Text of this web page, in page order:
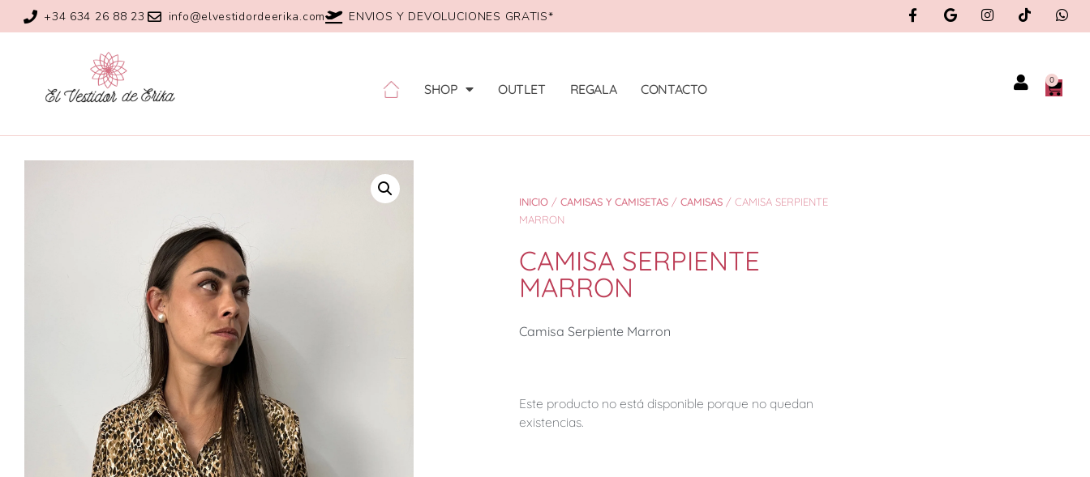
+34 634 26 88 23 info@elvestidordeerika.com ENVIOS Y DEVOLUCIONES GRATIS*
SHOP OUTLET REGALA CONTACTO
0
INICIO / CAMISAS Y CAMISETAS / CAMISAS / CAMISA SERPIENTE
MARRON
CAMISA SERPIENTE
MARRON
Camisa Serpiente Marron
Este producto no está disponible porque no quedan
existencias.